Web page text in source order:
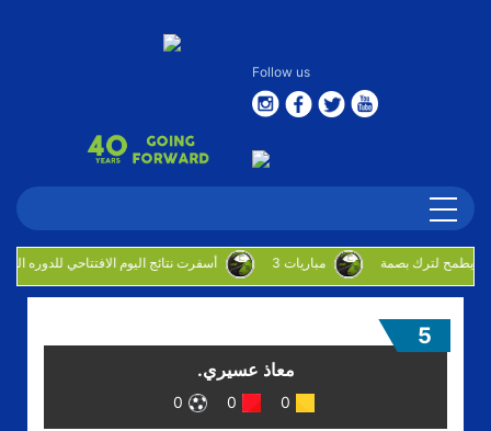
Follow us
أسفرت نتائج اليوم الافتتاحي للدوره الروضان 3 مباريات
معاذ عسيري.
0
0
0
5